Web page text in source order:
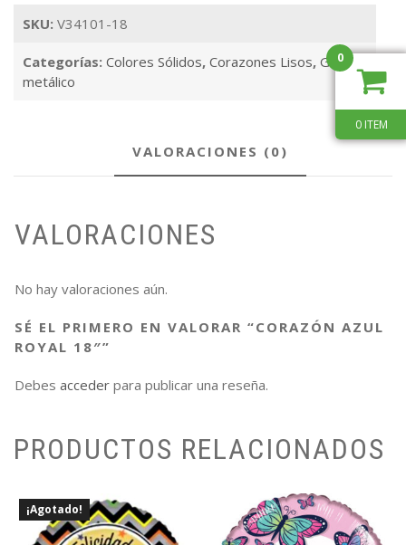
cantidad
SKU: V34101-18
Categorías: Colores Sólidos, Corazones Lisos, Globo
metálico
VALORACIONES (0)
VALORACIONES
No hay valoraciones aún.
SÉ EL PRIMERO EN VALORAR “CORAZÓN AZUL
ROYAL 18″”
Debes acceder para publicar una reseña.
PRODUCTOS RELACIONADOS
¡Agotado!
0
0 ITEM